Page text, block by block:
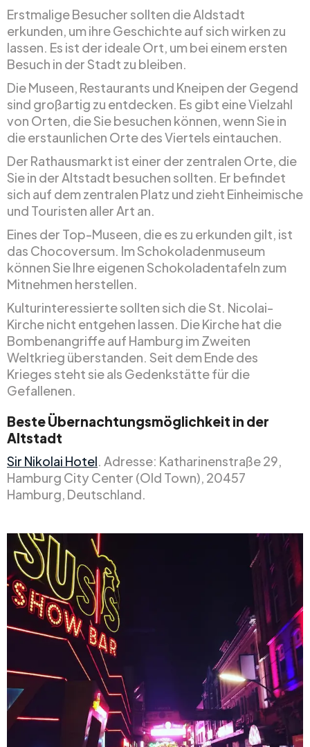
Erstmalige Besucher sollten die Aldstadt
erkunden, um ihre Geschichte auf sich wirken zu
lassen. Es ist der ideale Ort, um bei einem ersten
Besuch in der Stadt zu bleiben.
Die Museen, Restaurants und Kneipen der Gegend
sind großartig zu entdecken. Es gibt eine Vielzahl
von Orten, die Sie besuchen können, wenn Sie in
die erstaunlichen Orte des Viertels eintauchen.
Der Rathausmarkt ist einer der zentralen Orte, die
Sie in der Altstadt besuchen sollten. Er befindet
sich auf dem zentralen Platz und zieht Einheimische
und Touristen aller Art an.
Eines der Top-Museen, die es zu erkunden gilt, ist
das Chocoversum. Im Schokoladenmuseum
können Sie Ihre eigenen Schokoladentafeln zum
Mitnehmen herstellen.
Kulturinteressierte sollten sich die St. Nicolai-
Kirche nicht entgehen lassen. Die Kirche hat die
Bombenangriffe auf Hamburg im Zweiten
Weltkrieg überstanden. Seit dem Ende des
Krieges steht sie als Gedenkstätte für die
Gefallenen.
Beste Übernachtungsmöglichkeit in der
Altstadt
Sir Nikolai Hotel. Adresse: Katharinenstraße 29,
Hamburg City Center (Old Town), 20457
Hamburg, Deutschland.